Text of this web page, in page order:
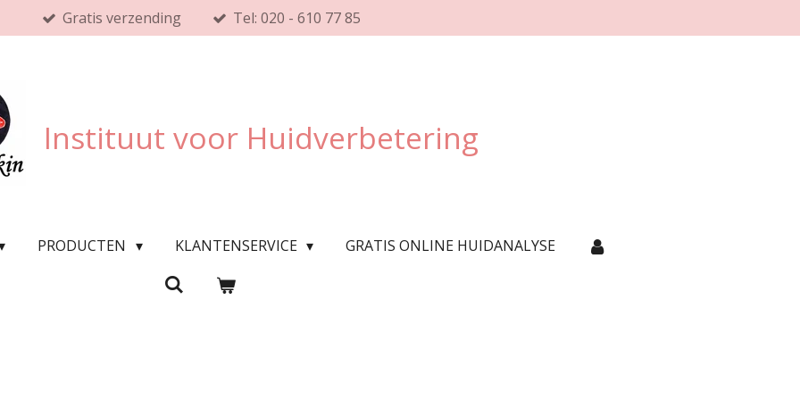
Gratis verzending Tel: 020 - 610 77 85
Instituut voor Huidverbetering
PRODUCTEN KLANTENSERVICE GRATIS ONLINE HUIDANALYSE